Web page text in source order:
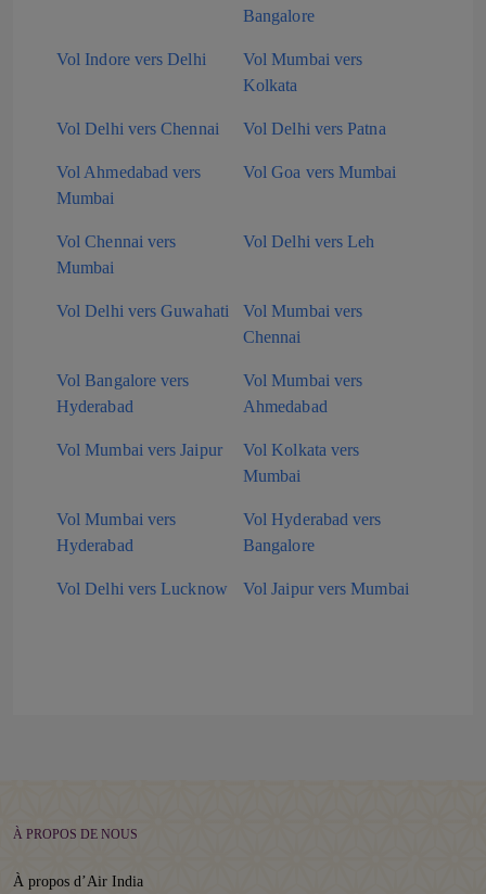
Bangalore
Vol Indore vers Delhi
Vol Mumbai vers
Kolkata
Vol Delhi vers Chennai Vol Delhi vers Patna
Vol Ahmedabad vers
Mumbai
Vol Goa vers Mumbai
Vol Chennai vers
Mumbai
Vol Delhi vers Leh
Vol Delhi vers Guwahati
Vol Mumbai vers
Chennai
Vol Bangalore vers
Hyderabad
Vol Mumbai vers
Ahmedabad
Vol Mumbai vers Jaipur
Vol Kolkata vers
Mumbai
Vol Mumbai vers
Hyderabad
Vol Hyderabad vers
Bangalore
Vol Delhi vers Lucknow Vol Jaipur vers Mumbai
À PROPOS DE NOUS
À propos d’Air India